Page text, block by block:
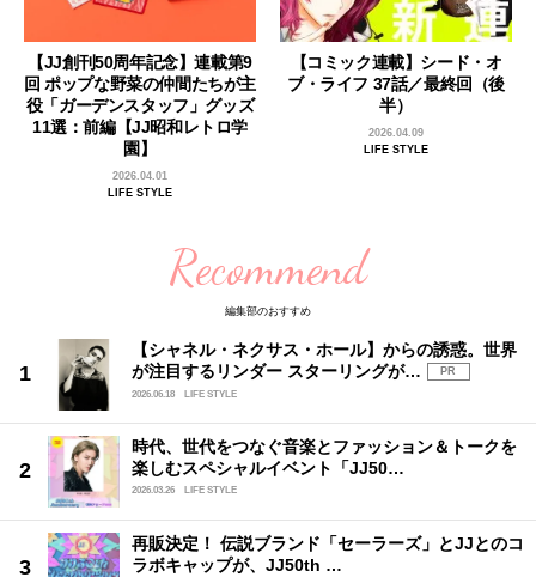
【JJ創刊50周年記念】連載第9
回 ポップな野菜の仲間たちが主
役「ガーデンスタッフ」グッズ
11選：前編【JJ昭和レトロ学
園】
2026.04.01
LIFE STYLE
【コミック連載】シード・オ
ブ・ライフ 37話／最終回（後
半）
2026.04.09
LIFE STYLE
Recommend
編集部のおすすめ
【シャネル・ネクサス・ホール】からの誘惑。世界
が注目するリンダー スターリングが…
PR
2026.06.18
LIFE STYLE
時代、世代をつなぐ音楽とファッション＆トークを
楽しむスペシャルイベント「JJ50…
2026.03.26 LIFE STYLE
再販決定！ 伝説ブランド「セーラーズ」とJJとのコ
ラボキャップが、JJ50th …